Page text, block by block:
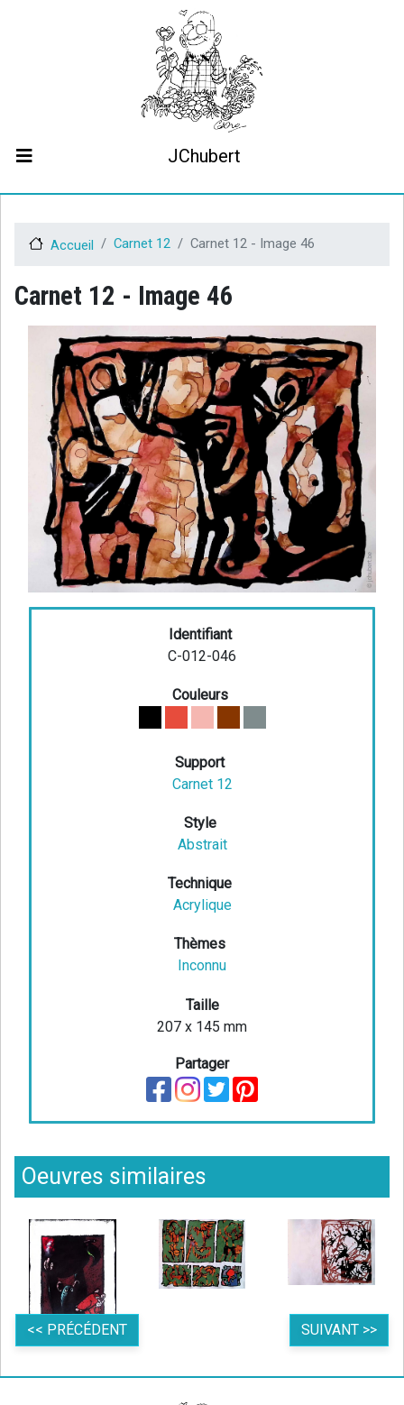
Aller
au
contenu
principal
JChubert
Biographie
ContactAccueil Carnet 12 Carnet 12 - Image 46
Carnet 12 - Image 46
Identifiant
C-012-046
Couleurs
Support
Carnet 12
Style
Abstrait
Technique
Acrylique
Thèmes
Inconnu
Taille
207 x 145 mm
Partager
Oeuvres similaires
<< PRÉCÉDENT SUIVANT >>